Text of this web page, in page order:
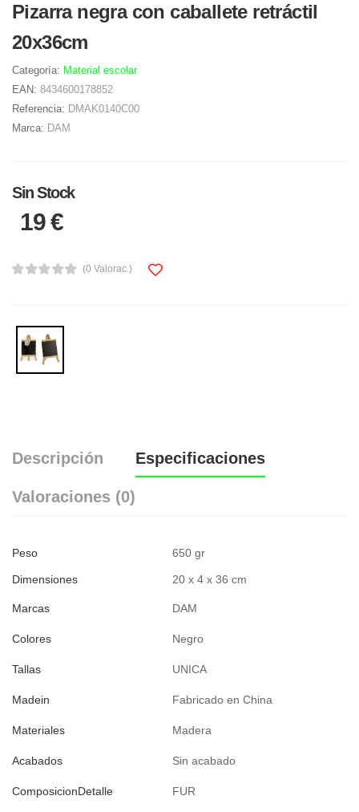
Pizarra negra con caballete retráctil
20x36cm
Categoría: Material escolar
EAN: 8434600178852
Referencia: DMAK0140C00
Marca: DAM
Sin Stock
19 €
(0 Valorac.)
Descripción Especificaciones
Valoraciones (0)
Peso 650 gr
Dimensiones 20 x 4 x 36 cm
Marcas DAM
Colores Negro
Tallas UNICA
Madein Fabricado en China
Materiales Madera
Acabados Sin acabado
ComposicionDetalle FUR